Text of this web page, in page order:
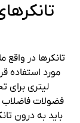
تانکرها در
لیتری برای
فضولات
باید به درون